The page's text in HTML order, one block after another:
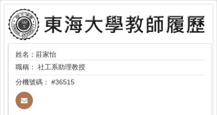
姓名：莊家怡
職稱： 社工系助理教授
分機號碼： #36515